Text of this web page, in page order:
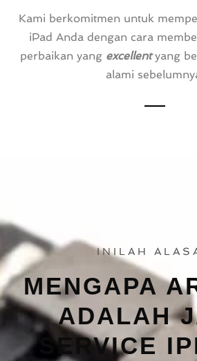
Kami berkomitmen untuk
iPad Anda dengan cara
perbaikan yang excellentyang
alami
INILAH
MENGAPA
ADALAH
SERVICE